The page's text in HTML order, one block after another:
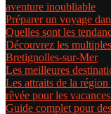
aventure inoubliable
Préparer un voyage
Quelles sont les
Découvrez les
Bretignolles-sur-Mer
Les meilleures
Les attraits de la
rêvée pour les vacances
Guide complet pour